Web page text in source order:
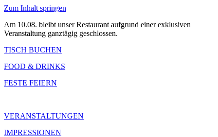
Zum Inhalt springen
Am 10.08. bleibt unser Restaurant aufgrund einer exklusiven
Veranstaltung ganztägig geschlossen.
TISCH BUCHEN
FOOD & DRINKS
FESTE FEIERN
VERANSTALTUNGEN
IMPRESSIONEN